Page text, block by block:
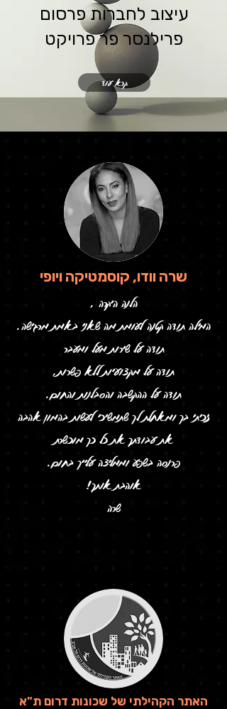
עיצוב לחברות פרסום
פרילנסר פר פרויקט
קרא עוד
שרה וודו, קוסמטיקה ויופי
הלנה היקרה ,
המילה תודה קטנה לעומת מה שאני באמת מרגישה.
תודה על שירות מעל ומעבר
תודה על מקצועיות ללא פשרות,
תודה על ההקשבה והסבלנות והחום.
זכיתי בך ומאחלת לך שתמשיכי לעשות בהמון אהבה
את עבודתך את כל כך מוכשרת
פרנסה בשפע וממליצה עלייך בחום.
אוהבת אותך!
שרה
האתר הקהילתי של שכונות דרום ת"א